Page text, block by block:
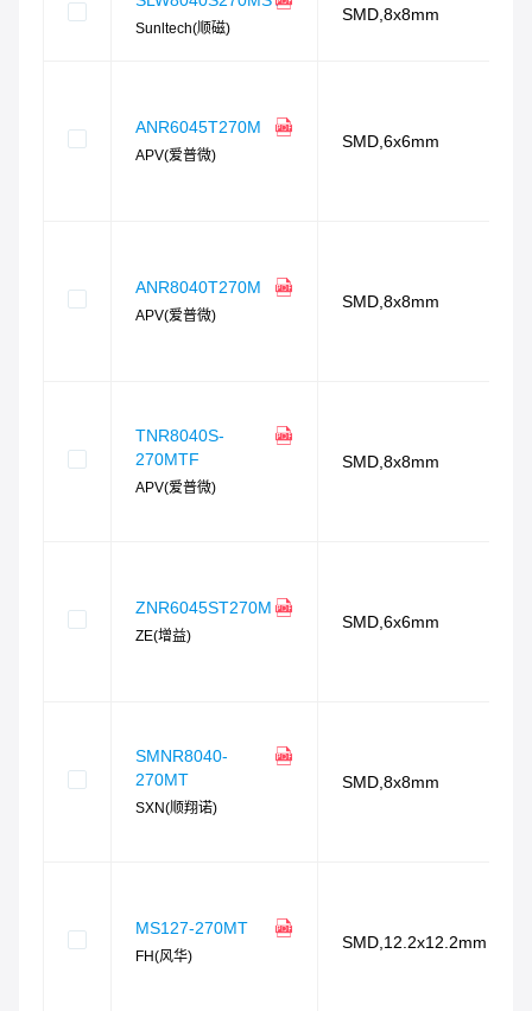
Sunltech(顺磁)
SMD,8x8mm
ANR6045T270M
APV(爱普微)
SMD,6x6mm
ANR8040T270M
APV(爱普微)
SMD,8x8mm
TNR8040S-
270MTF
APV(爱普微)
SMD,8x8mm
ZNR6045ST270M
ZE(增益)
SMD,6x6mm
SMNR8040-
270MT
SXN(顺翔诺)
SMD,8x8mm
MS127-270MT
FH(风华)
SMD,12.2x12.2mm